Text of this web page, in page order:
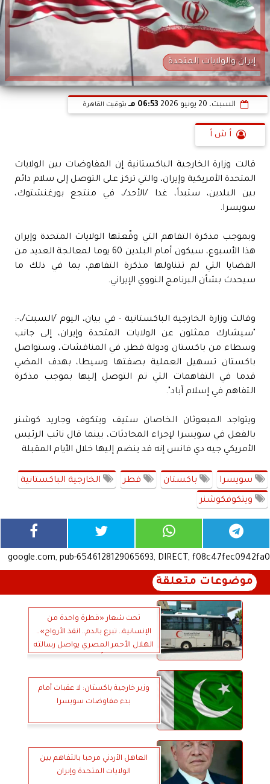
إيران والولايات المتحدة
السبت، 20 يونيو 2026 06:53 مـ بتوقيت القاهرة
أ ش أ
قالت وزارة الخارجية الباكستانية إن المفاوضات بين الولايات
المتحدة الأمريكية وإيران، والتي تركز على التوصل إلى سلام دائم
بين البلدين، ستبدأ، غدا /الأحد/، في منتجع بورغنشتوك،
سويسرا.
وبموجب مذكرة التفاهم التي وقّعتها الولايات المتحدة وإيران
هذا الأسبوع، سيكون أمام البلدين 60 يوما لمعالجة العديد من
القضايا التي لم تتناولها مذكرة التفاهم، بما في ذلك ما
سيحدث بشأن البرنامج النووي الإيراني.
وقالت وزارة الخارجية الباكستانية - في بيان، اليوم /السبت/،-:
"سيشارك ممثلون عن الولايات المتحدة وإيران، إلى جانب
وسطاء من باكستان ودولة قطر، في المناقشات، وستواصل
باكستان تسهيل العملية بصفتها وسيطا، بهدف المضي
قدما في التفاهمات التي تم التوصل إليها بموجب مذكرة
التفاهم في إسلام آباد".
ويتواجد المبعوثان الخاصان ستيف ويتكوف وجاريد كوشنر
بالفعل في سويسرا لإجراء المحادثات، بينما قال نائب الرئيس
الأمريكي جيه دي فانس إنه قد ينضم إليها خلال الأيام المقبلة
سويسرا باكستان قطر الخارجية الباكستانية
ويتكوفكوشنر
google.com, pub-6546128129065693, DIRECT, f08c47fec0942fa0
موضوعات متعلقة
تحت شعار «قطرة واحدة من
الإنسانية.. تبرع بالدم.. انقذ الأرواح»..
الهلال الأحمر المصري يواصل رسالته
وزير خارجية باكستان: لا عقبات أمام
بدء مفاوضات سويسرا
العاهل الأردني مرحبا بالتفاهم بين
الولايات المتحدة وإيران